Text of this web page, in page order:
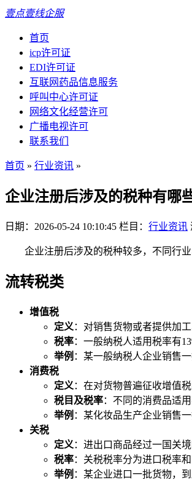
壹点壹线企服
首页
icp许可证
EDI许可证
互联网药品信息服务
呼叫中心许可证
网络文化经营许可
广播电视许可
联系我们
首页 » 行业资讯 »
企业注册后涉及的税种有哪
日期：2026-05-24 10:10:45 栏目： 行业资讯
企业注册后涉及的税种较多，不同行
流转税类
增值税
定义 ：对销售货物或者提供加
税率：一般纳税人适用税率有
举例 ：某一般纳税人企业销售
消费税
定义 ：在对货物普遍征收增值
税目及税率：不同的消费品适
举例 ：某化妆品生产企业销售
关税
定义 ：进出口商品经过一国关
税率：关税税率分为进口税率
举例 ：某企业进口一批货物，